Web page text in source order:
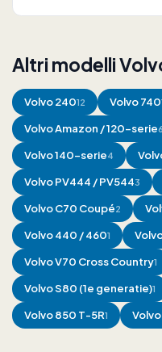
Altri modelli
Volvo24012 Volvo740
VolvoAmazon / 120-serie6
Volvo140-serie4
VolvoPV444 / PV5443
VolvoC70 Coupé2
Volvo440 / 4601
VolvoV70 Cross Country1
VolvoS80 (1e generatie)1
Volvo850 T-5R1 Volvo